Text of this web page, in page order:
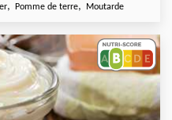
, Pomme de terre, Moutarde